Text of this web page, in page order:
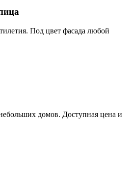
Под цвет фасада любой
домов. Доступная цена и